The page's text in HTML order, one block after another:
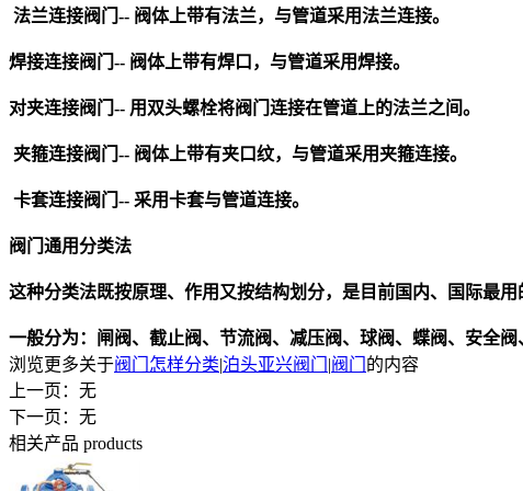
法兰连接阀门 -- 阀体上带有法兰，与管道采用法兰连接。
焊接连接阀门 -- 阀体上带有焊口，与管道采用焊接。
对夹连接阀门 -- 用双头螺栓将阀门 连接在管道上的法兰之间。
夹箍连接阀门 -- 阀体上带有夹口纹，与管道采用夹箍连接。
卡套连接阀门 -- 采用卡套与管道连接。
阀门 通用分类法
这种分类法既按原理、作用又按结构划分，是目前国内、国际最用
一般分为：闸阀、截止阀、节流阀、减压阀、球阀、蝶阀、安全
浏览更多关于阀门怎样分类|泊头亚兴阀门 |阀门 的内容
上一页：无
下一页：无
相关产品 products